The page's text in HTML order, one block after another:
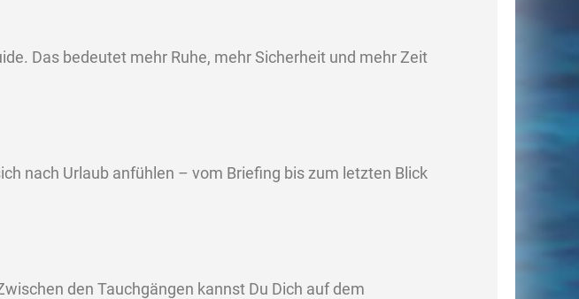
Das bedeutet mehr Ruhe, mehr Sicherheit und mehr Zeit
nach Urlaub anfühlen – vom Briefing bis zum letzten Blick
den Tauchgängen kannst Du Dich auf dem